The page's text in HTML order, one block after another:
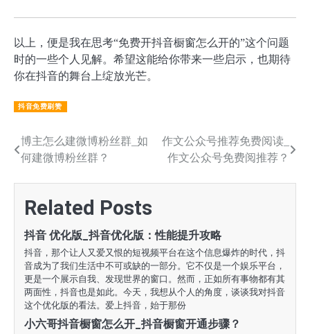
以上，便是我在思考“免费开抖音橱窗怎么开的”这个问题
时的一些个人见解。希望这能给你带来一些启示，也期待
你在抖音的舞台上绽放光芒。
抖音免费刷赞
文
章
航
博主怎么建微博粉丝群_如
何建微博粉丝群？
作文公众号推荐免费阅读_
作文公众号免费阅推荐？
Related Posts
抖音 优化版_抖音优化版：性能提升攻略
抖音，那个让人又爱又恨的短视频平台在这个信息爆炸的时代，抖
音成为了我们生活中不可或缺的一部分。它不仅是一个娱乐平台，
更是一个展示自我、发现世界的窗口。然而，正如所有事物都有其
两面性，抖音也是如此。今天，我想从个人的角度，谈谈我对抖音
这个优化版的看法。爱上抖音，始于那份
小六哥抖音橱窗怎么开_抖音橱窗开通步骤？